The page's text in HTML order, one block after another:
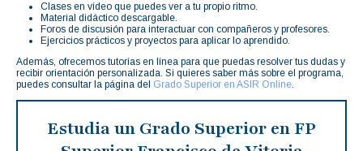
Clases en vídeo que puedes ver a tu propio ritmo.
Material didáctico descargable.
Foros de discusión para interactuar con compañeros y profesores.
Ejercicios prácticos y proyectos para aplicar lo aprendido.
Además, ofrecemos tutorías en línea para que puedas resolver tus dudas y
recibir orientación personalizada. Si quieres saber más sobre el programa,
puedes consultar la página del Grado Superior en ASIR Online.
Estudia un Grado Superior en FP